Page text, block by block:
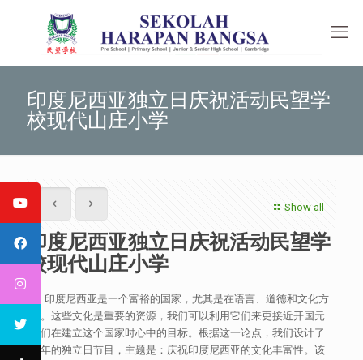
印度尼西亚独立日庆祝活动民望学
校现代山庄小学
Show all
印度尼西亚独立日庆祝活动民望学
校现代山庄小学
印度尼西亚是一个富裕的国家，尤其是在语言、道德和文化方
面。这些文化是重要的资源，我们可以利用它们来更接近开国元
勋们在建立这个国家时心中的目标。根据这一论点，我们设计了
今年的独立日节目，主题是：庆祝印度尼西亚的文化丰富性。该